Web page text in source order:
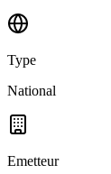
Type
National
Emetteur